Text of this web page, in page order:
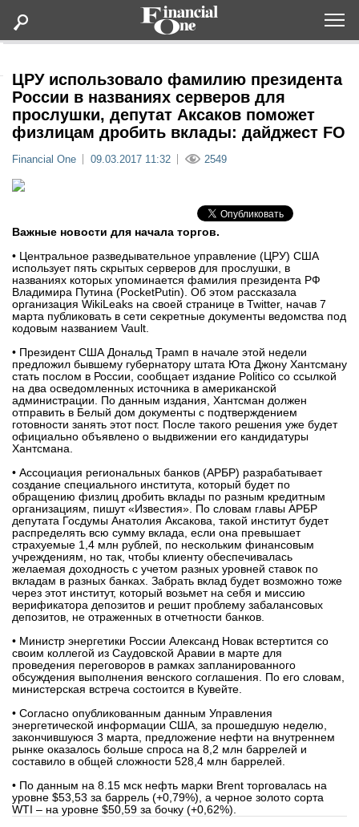
Статьи
Дайджесты
Новости
Интервью
вконтакте
телеграм
Стать автором
ЦРУ использовало фамилию президента
России в названиях серверов для
прослушки, депутат Аксаков поможет
физлицам дробить вклады: дайджест FO
Financial One 09.03.2017 11:32 2549
Важные новости для начала торгов.
• Центральное разведывательное управление (ЦРУ) США
использует пять скрытых серверов для прослушки, в
названиях которых упоминается фамилия президента РФ
Владимира Путина (PocketPutin). Об этом рассказала
организация WikiLeaks на своей странице в Twitter, начав 7
марта публиковать в сети секретные документы ведомства под
кодовым названием Vault.
• Президент США Дональд Трамп в начале этой недели
предложил бывшему губернатору штата Юта Джону Хантсману
стать послом в России, сообщает издание Politico со ссылкой
на два осведомленных источника в американской
администрации. По данным издания, Хантсман должен
отправить в Белый дом документы с подтверждением
готовности занять этот пост. После такого решения уже будет
официально объявлено о выдвижении его кандидатуры
Хантсмана.
• Ассоциация региональных банков (АРБР) разрабатывает
создание специального института, который будет по
обращению физлиц дробить вклады по разным кредитным
организациям, пишут «Известия». По словам главы АРБР
депутата Госдумы Анатолия Аксакова, такой институт будет
распределять всю сумму вклада, если она превышает
страхуемые 1,4 млн рублей, по нескольким финансовым
учреждениям, но так, чтобы клиенту обеспечивалась
желаемая доходность с учетом разных уровней ставок по
вкладам в разных банках. Забрать вклад будет возможно тоже
через этот институт, который возьмет на себя и миссию
верификатора депозитов и решит проблему забалансовых
депозитов, не отраженных в отчетности банков.
• Министр энергетики России Александ Новак встертится со
своим коллегой из Саудовской Аравии в марте для
проведения переговоров в рамках запланированного
обсуждения выполнения венского соглашения. По его словам,
министерская встреча состоится в Кувейте.
• Согласно опубликованным данным Управления
энергетической информации США, за прошедшую неделю,
закончившуюся 3 марта, предложение нефти на внутреннем
рынке оказалось больше спроса на 8,2 млн баррелей и
составило в общей сложности 528,4 млн баррелей.
• По данным на 8.15 мск нефть марки Brent торговалась на
уровне $53,53 за баррель (+0,79%), а черное золото сорта
WTI – на уровне $50,59 за бочку (+0,62%).